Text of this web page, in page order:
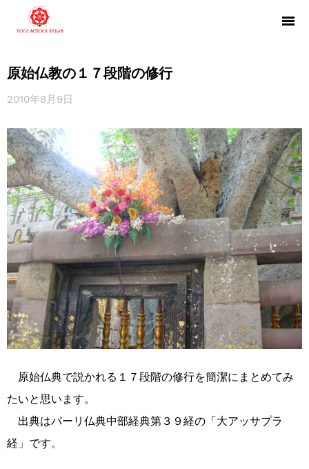
原始仏教の１７段階の修行
2010年8月9日
原始仏典で説かれる１７段階の修行を簡潔にまとめてみ
たいと思います。
出典はパーリ仏典中部経典第３９経の「大アッサプラ
経」です。